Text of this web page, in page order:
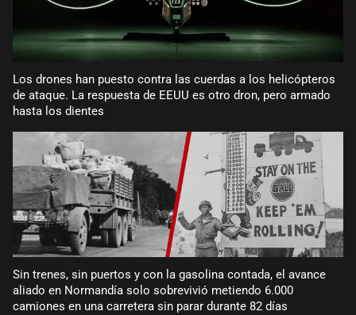
Los drones han puesto contra las cuerdas a los helicópteros
de ataque. La respuesta de EEUU es otro dron, pero armado
hasta los dientes
Sin trenes, sin puertos y con la gasolina contada, el avance
aliado en Normandía solo sobrevivió metiendo 6.000
camiones en una carretera sin parar durante 82 días